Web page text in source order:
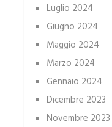
Luglio 2024
Giugno 2024
Maggio 2024
Marzo 2024
Gennaio 2024
Dicembre 2023
Novembre 2023